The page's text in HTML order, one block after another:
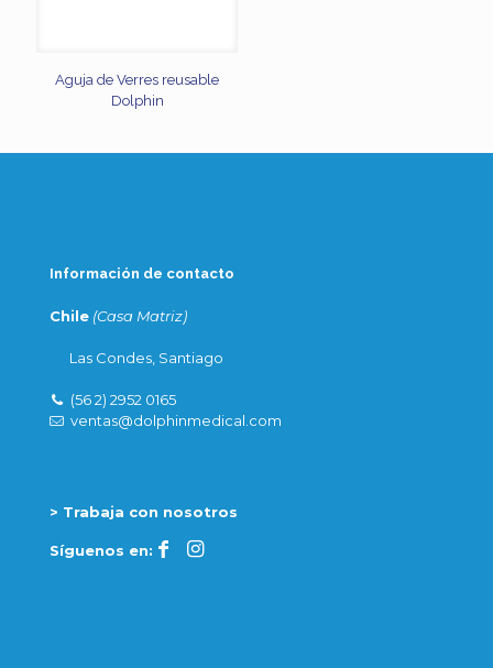
Aguja de Verres reusable
Dolphin
Información de contacto
Chile (Casa Matriz)
Las Condes, Santiago
(56 2) 2952 0165
ventas@dolphinmedical.com
> Trabaja con nosotros
Síguenos en: